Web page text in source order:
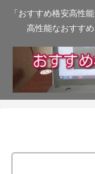
「おすすめ格安高性
高性能なおすす